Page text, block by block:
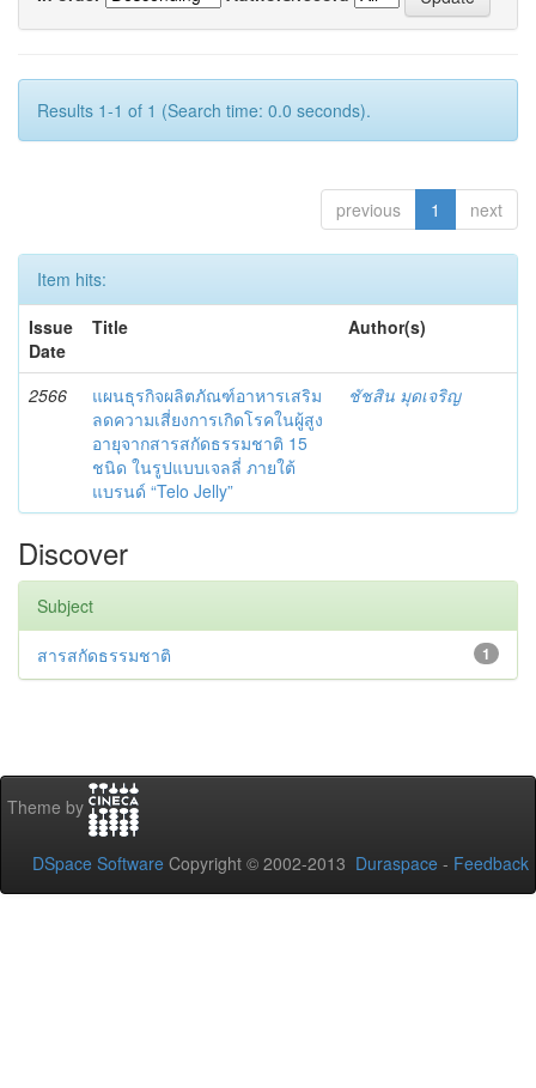
Results 1-1 of 1 (Search time: 0.0 seconds).
previous 1 next
Item hits:
Issue
Date
Title Author(s)
2566
แผนธุรกิจผลิตภัณฑ์อาหารเสริม
ลดความเสี่ยงการเกิดโรคในผู้สูง
อายุจากสารสกัดธรรมชาติ 15
ชนิด ในรูปแบบเจลลี่ ภายใต้
แบรนด์ “Telo Jelly”
ชัชสิน มุดเจริญ
Discover
Subject
1
สารสกัดธรรมชาติ
Theme by
DSpace Software Copyright © 2002-2013 Duraspace - Feedback